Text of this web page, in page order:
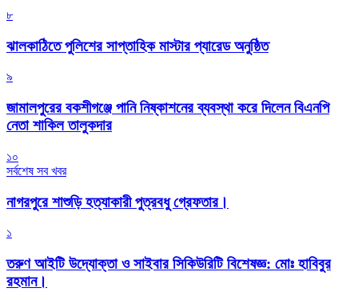
৮
‎ঝালকাঠিতে পুলিশের সাপ্তাহিক মাস্টার প্যারেড অনুষ্ঠিত
৯
জামালপুরের বকশীগঞ্জে পানি নিষ্কাশনের ব্যবস্থা করে দিলেন বিএনপি
নেতা শাকিল তালুকদার
১০
সর্বশেষ সব খবর
নাগরপুরে শাশুড়ি হত্যাকারী পুত্রবধু গ্রেফতার।
১
তরুণ আইটি উদ্যোক্তা ও সাইবার সিকিউরিটি বিশেষজ্ঞ: মোঃ হাবিবুর
রহমান।